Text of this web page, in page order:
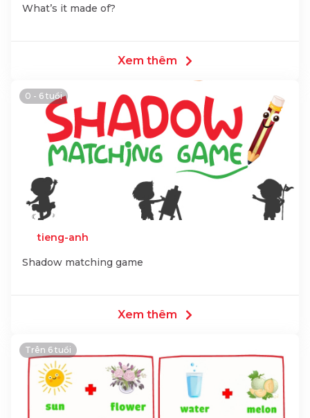
What’s it made of?
Xem thêm
0 - 6 tuổi
tieng-anh
Shadow matching game
Xem thêm
Trên 6 tuổi